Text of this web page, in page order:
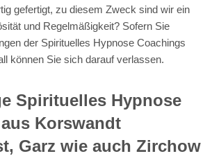
gefertigt, zu diesem Zweck sind wir ein
und Regelmäßigkeit? Sofern Sie
der Spirituelles Hypnose Coachings
können Sie sich darauf verlassen.
Spirituelles Hypnose
Korswandt
Garz wie auch Zirchow